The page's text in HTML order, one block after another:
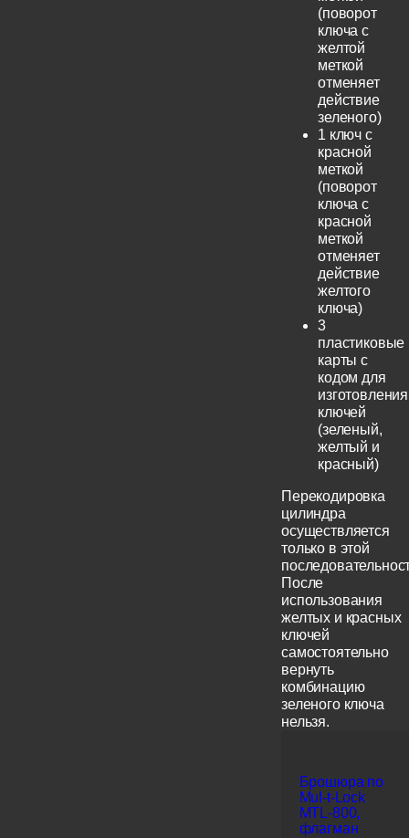
(поворот
ключа с
желтой
меткой
отменяет
действие
зеленого)
1 ключ с
красной
меткой
(поворот
ключа с
красной
меткой
отменяет
действие
желтого
ключа)
3
пластиковые
карты с
кодом для
изготовления
ключей
(зеленый,
желтый и
красный)
Перекодировка
цилиндра
осуществляется
только в этой
После
использования
желтых и красных
ключей
самостоятельно
вернуть
комбинацию
зеленого ключа
нельзя.
Брошюра по
Mul-t-Lock
MTL-800,
флагман